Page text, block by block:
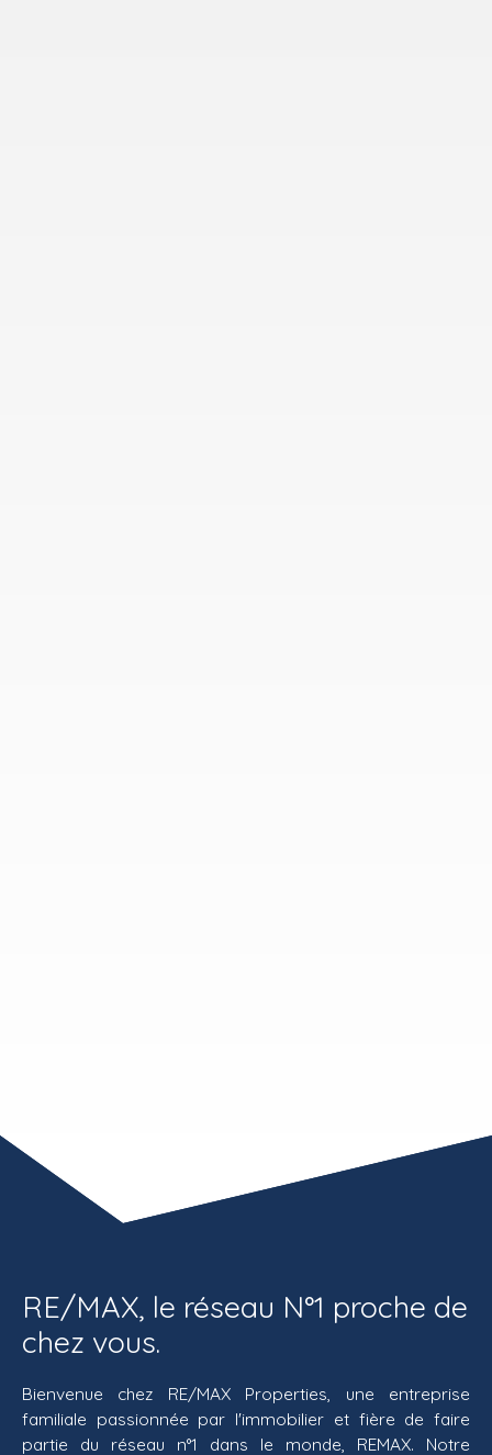
RE/MAX, le réseau N°1 proche de
chez vous.
Bienvenue chez RE/MAX Properties, une entreprise
familiale passionnée par l'immobilier et fière de faire
partie du réseau n°1 dans le monde, REMAX. Notre